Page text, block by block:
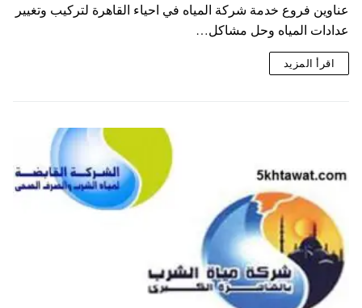
عناوين فروع خدمة شركة المياه في احياء القاهرة لتركيب وتغيير
عدادات المياه وحل مشاكل…
اقرأ المزيد